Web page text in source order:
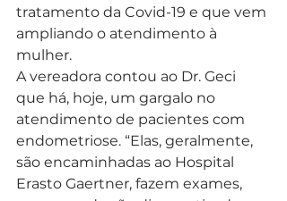
tratamento da Covid-19 e que vem
ampliando o atendimento à
mulher.
A vereadora contou ao Dr. Geci
que há, hoje, um gargalo no
atendimento de pacientes com
endometriose. “Elas, geralmente,
são encaminhadas ao Hospital
Erasto Gaertner, fazem exames,